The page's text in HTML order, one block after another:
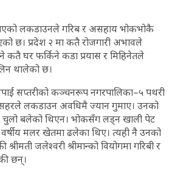
लकडाउनले गरिब र असहाय भोकभोकै
छ। प्रदेश २ मा कतै रोजगारी अभावले
कतै घर फर्किने कडा प्रयास र मिहिनेतले
थालेको छ।
सप्तरीको कञ्चनरूप नगरपालिका–५ पथरी
लकडाउन अवधिमै ज्यान गुमाए। उनको
चुलो बलेको थिएन। भोकसँग लड्न खाली पेट
मलर खेतमा ढलेका थिए। त्यही नै उनको
जलेश्वरी श्रीमान्को वियोगमा गरिबी र
छन्।